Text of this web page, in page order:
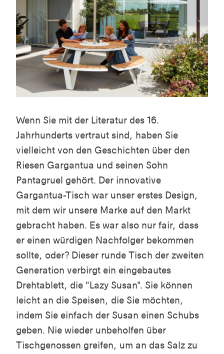
Wenn Sie mit der Literatur des 16.
Jahrhunderts vertraut sind, haben Sie
vielleicht von den Geschichten über den
Riesen Gargantua und seinen Sohn
Pantagruel gehört. Der innovative
Gargantua-Tisch war unser erstes Design,
mit dem wir unsere Marke auf den Markt
gebracht haben. Es war also nur fair, dass
er einen würdigen Nachfolger bekommen
sollte, oder? Dieser runde Tisch der zweiten
Generation verbirgt ein eingebautes
Drehtablett, die "Lazy Susan". Sie können
leicht an die Speisen, die Sie möchten,
indem Sie einfach der Susan einen Schubs
geben. Nie wieder unbeholfen über
Tischgenossen greifen, um an das Salz zu